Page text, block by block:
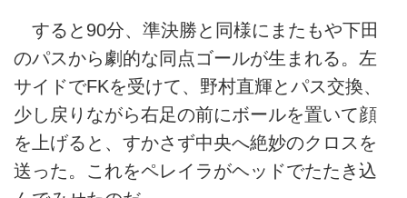
すると90分、準決勝と同様にまたもや下田
のパスから劇的な同点ゴールが生まれる。左
サイドでFKを受けて、野村直輝とパス交換、
少し戻りながら右足の前にボールを置いて顔
を上げると、すかさず中央へ絶妙のクロスを
送った。これをペレイラがヘッドでたたき込